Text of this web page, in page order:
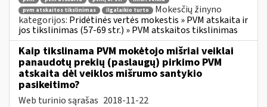
pvm atskaitos tikslinimas
ilgalaikio turto
Mokesčių žinyno
kategorijos: Pridėtinės vertės mokestis » PVM atskaita ir
jos tikslinimas (57-69 str.) » PVM atskaitos tikslinimas
Kaip tikslinama PVM mokėtojo mišriai veiklai
panaudotų prekių (paslaugų) pirkimo PVM
atskaita dėl veiklos mišrumo santykio
pasikeitimo?
Web turinio sąrašas 2018-11-22